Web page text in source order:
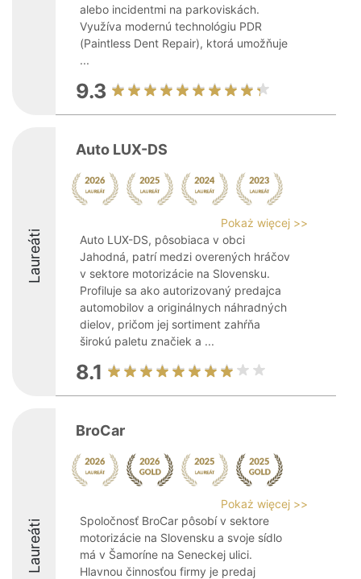
alebo incidentmi na parkoviskách.
Využíva modernú technológiu PDR
(Paintless Dent Repair), ktorá umožňuje
...
9.3
Laureáti
Auto LUX-DS
Pokaż więcej >>
Auto LUX-DS, pôsobiaca v obci
Jahodná, patrí medzi overených hráčov
v sektore motorizácie na Slovensku.
Profiluje sa ako autorizovaný predajca
automobilov a originálnych náhradných
dielov, pričom jej sortiment zahŕňa
širokú paletu značiek a ...
8.1
Laureáti
BroCar
Pokaż więcej >>
Spoločnosť BroCar pôsobí v sektore
motorizácie na Slovensku a svoje sídlo
má v Šamoríne na Seneckej ulici.
Hlavnou činnosťou firmy je predaj